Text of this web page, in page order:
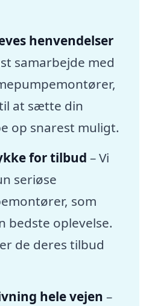
henvendelser
samarbejde med
at sætte din
op snarest muligt.
for tilbud – Vi
seriøse
som
bedste oplevelse.
de deres tilbud
hele vejen –